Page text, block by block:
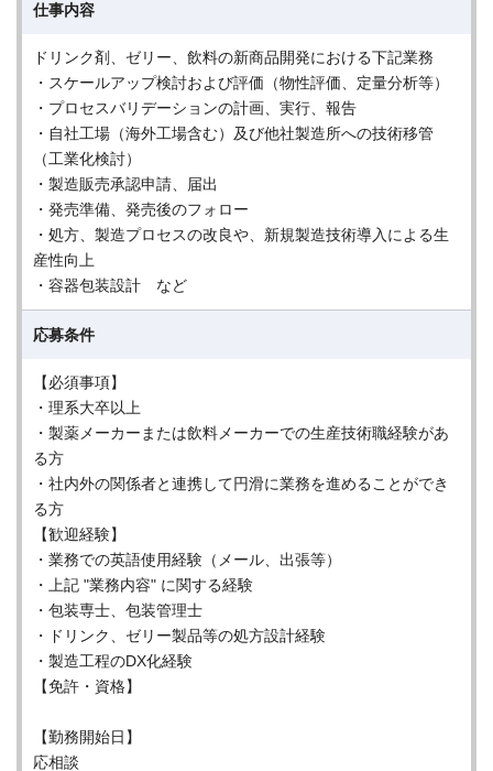
仕事内容
ドリンク剤、ゼリー、飲料の新商品開発における下記業務
・スケールアップ検討および評価（物性評価、定量分析等）
・プロセスバリデーションの計画、実行、報告
・自社工場（海外工場含む）及び他社製造所への技術移管
（工業化検討）
・製造販売承認申請、届出
・発売準備、発売後のフォロー
・処方、製造プロセスの改良や、新規製造技術導入による生
産性向上
・容器包装設計 など
応募条件
【必須事項】
・理系大卒以上
・製薬メーカーまたは飲料メーカーでの生産技術職経験があ
る方
・社内外の関係者と連携して円滑に業務を進めることができ
る方
【歓迎経験】
・業務での英語使用経験（メール、出張等）
・上記 "業務内容" に関する経験
・包装専士、包装管理士
・ドリンク、ゼリー製品等の処方設計経験
・製造工程のDX化経験
【免許・資格】
【勤務開始日】
応相談